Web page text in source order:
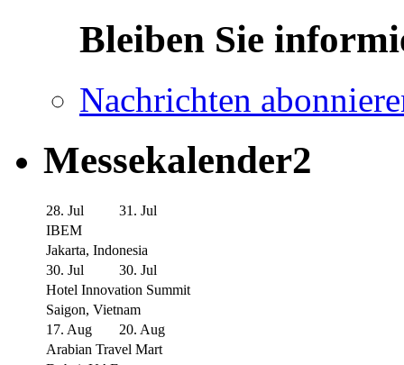
Bleiben Sie
Nachrichten
Messekalender2
28. Jul
31. Jul
IBEM
Jakarta, Indonesia
30. Jul
30. Jul
Hotel Innovation Summit
Saigon, Vietnam
17. Aug
20. Aug
Arabian Travel Mart